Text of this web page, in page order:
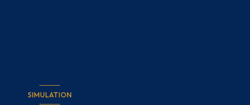
SIMULATION